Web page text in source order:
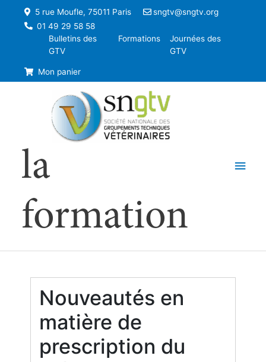
5 rue Moufle, 75011 Paris
sngtv@sngtv.org
01 49 29 58 58
Bulletins des
GTV
Formations
Journées des
GTV
Mon panier
la
formation
Nouveautés en
matière de
prescription du